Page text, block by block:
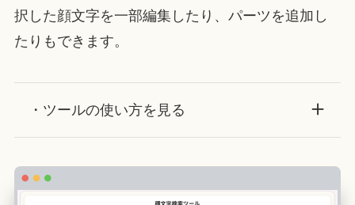
択した顔文字を一部編集したり、パーツを追加し
たりもできます。
・ツールの使い方を見る